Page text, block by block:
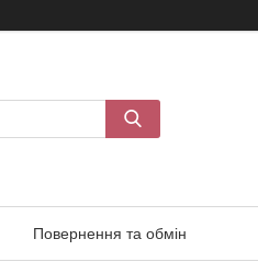
Повернення та обмін